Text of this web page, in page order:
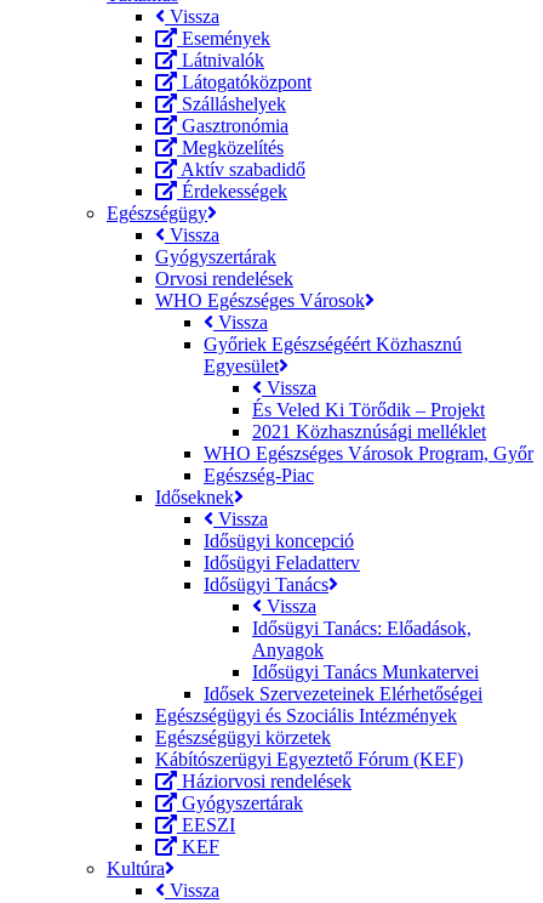
Vissza
Események
Látnivalók
Látogatóközpont
Szálláshelyek
Gasztronómia
Megközelítés
Aktív szabadidő
Érdekességek
Egészségügy
Vissza
Gyógyszertárak
Orvosi rendelések
WHO Egészséges Városok
Vissza
Győriek Egészségéért Közhasznú
Egyesület
Vissza
És Veled Ki Törődik – Projekt
2021 Közhasznúsági melléklet
WHO Egészséges Városok Program, Győr
Egészség-Piac
Időseknek
Vissza
Idősügyi koncepció
Idősügyi Feladatterv
Idősügyi Tanács
Vissza
Idősügyi Tanács: Előadások,
Anyagok
Idősügyi Tanács Munkatervei
Idősek Szervezeteinek Elérhetőségei
Egészségügyi és Szociális Intézmények
Egészségügyi körzetek
Kábítószerügyi Egyeztető Fórum (KEF)
Háziorvosi rendelések
Gyógyszertárak
EESZI
KEF
Kultúra
Vissza